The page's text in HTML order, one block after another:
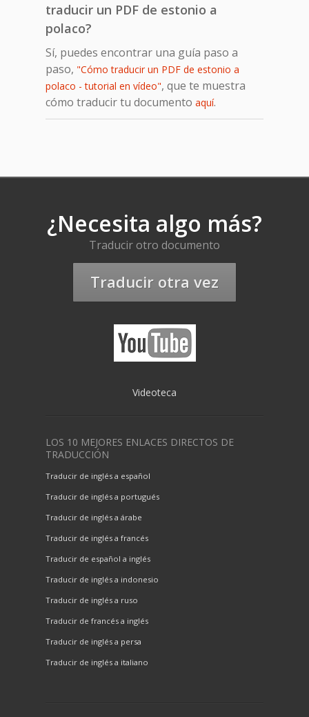
traducir un PDF de estonio a
polaco?
Sí, puedes encontrar una guía paso a
paso, "Cómo traducir un PDF de estonio a
polaco - tutorial en vídeo", que te muestra
cómo traducir tu documento aquí.
¿Necesita algo más?
Traducir otro documento
Traducir otra vez
Videoteca
LOS 10 MEJORES ENLACES DIRECTOS DE
TRADUCCIÓN
Traducir de inglés a español
Traducir de inglés a portugués
Traducir de inglés a árabe
Traducir de inglés a francés
Traducir de español a inglés
Traducir de inglés a indonesio
Traducir de inglés a ruso
Traducir de francés a inglés
Traducir de inglés a persa
Traducir de inglés a italiano